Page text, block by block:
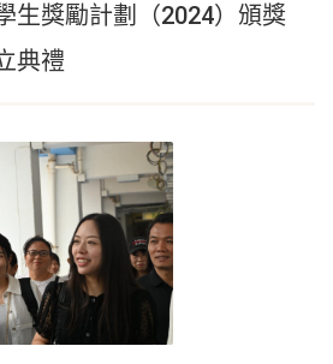
生獎勵計劃（2024）頒獎
典禮